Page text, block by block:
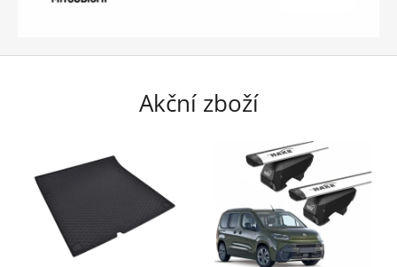
Akční zboží